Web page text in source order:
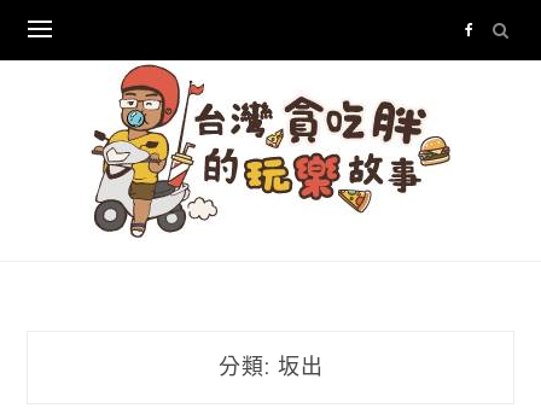
content
分類: 坂出